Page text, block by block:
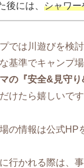
後には、 シャワー
では川遊びを検
基準でキャンプ
の『安全&見守
けたら嬉しいです
の情報は公式HP
行かれる際は、